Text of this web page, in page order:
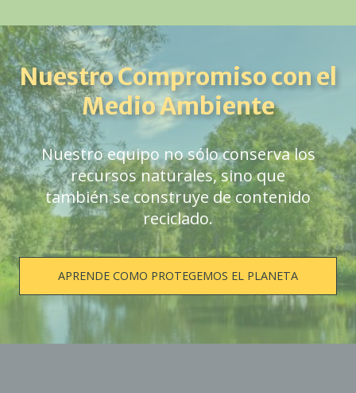
Nuestro Compromiso con el
Medio Ambiente
Nuestro equipo no sólo conserva los
recursos naturales, sino que
también se construye de contenido
reciclado.
APRENDE COMO PROTEGEMOS EL PLANETA